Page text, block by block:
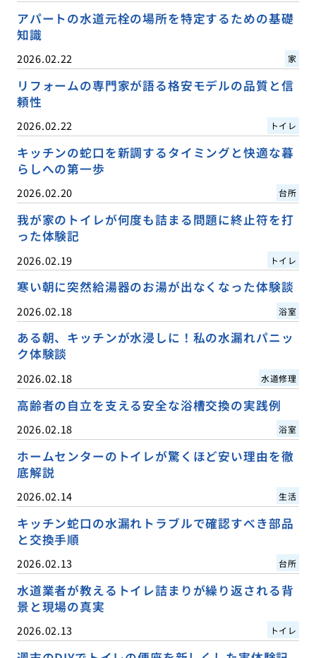
アパートの水道元栓の場所を特定するための基礎
知識
2026.02.22 家
リフォームの専門家が語る格安モデルの品質と信
頼性
2026.02.22 トイレ
キッチンの蛇口を新調するタイミングと快適な暮
らしへの第一歩
2026.02.20 台所
我が家のトイレが何度も詰まる問題に終止符を打
った体験記
2026.02.19 トイレ
寒い朝に突然給湯器のお湯が出なくなった体験談
2026.02.18 浴室
ある朝、キッチンが水浸しに！私の水漏れパニッ
ク体験談
2026.02.18 水道修理
高齢者の自立を支える安全な浴槽交換の実践例
2026.02.18 浴室
ホームセンターのトイレが驚くほど安い理由を徹
底解説
2026.02.14 生活
キッチン蛇口の水漏れトラブルで確認すべき部品
と交換手順
2026.02.13 台所
水道業者が教えるトイレ詰まりが繰り返される背
景と現場の真実
2026.02.13 トイレ